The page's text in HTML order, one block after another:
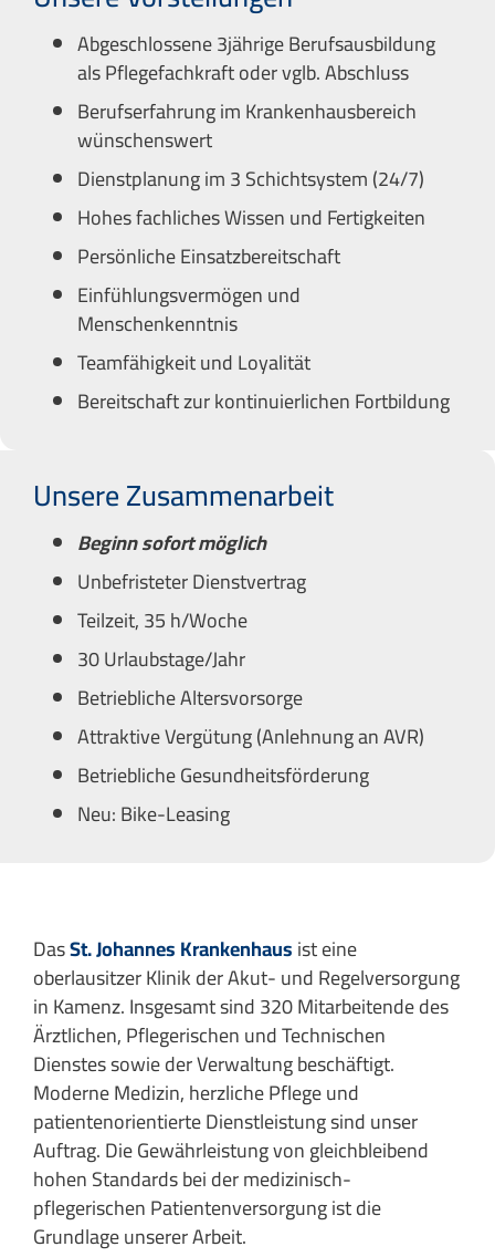
Abgeschlossene 3jährige Berufsausbildung
als Pflegefachkraft oder vglb. Abschluss
Berufserfahrung im Krankenhausbereich
wünschenswert
Dienstplanung im 3 Schichtsystem (24/7)
Hohes fachliches Wissen und Fertigkeiten
Persönliche Einsatzbereitschaft
Einfühlungsvermögen und
Menschenkenntnis
Teamfähigkeit und Loyalität
Bereitschaft zur kontinuierlichen Fortbildung
Unsere Zusammenarbeit
Beginn sofort möglich
Unbefristeter Dienstvertrag
Teilzeit, 35 h/Woche
30 Urlaubstage/Jahr
Betriebliche Altersvorsorge
Attraktive Vergütung (Anlehnung an AVR)
Betriebliche Gesundheitsförderung
Neu: Bike-Leasing
DasSt. Johannes Krankenhausist eine
oberlausitzer Klinik der Akut- und Regelversorgung
in Kamenz. Insgesamt sind 320 Mitarbeitende des
Ärztlichen, Pflegerischen und Technischen
Dienstes sowie der Verwaltung beschäftigt.
Moderne Medizin, herzliche Pflege und
patientenorientierte Dienstleistung sind unser
Auftrag. Die Gewährleistung von gleichbleibend
hohen Standards bei der medizinisch-
pflegerischen Patientenversorgung ist die
Grundlage unserer Arbeit.